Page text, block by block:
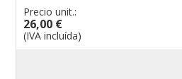
Precio unit.:
26,00 €
(IVA incluída)